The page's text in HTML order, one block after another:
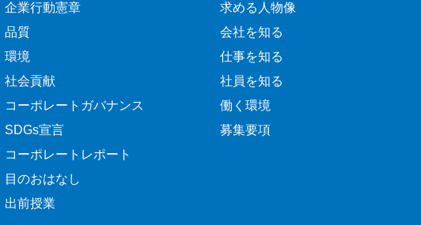
企業行動憲章
品質
環境
社会貢献
コーポレートガバナンス
SDGs宣言
コーポレートレポート
目のおはなし
出前授業
求める人物像
会社を知る
仕事を知る
社員を知る
働く環境
募集要項